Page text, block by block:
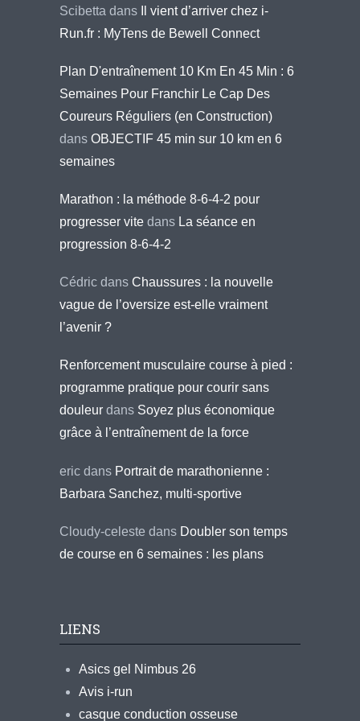
Scibetta dans
Il vient d’arriver chez i-
Run.fr : MyTens de Bewell Connect
Plan D'entraînement 10 Km En 45 Min : 6
Semaines Pour Franchir Le Cap Des
Coureurs Réguliers (en Construction)
dans OBJECTIF 45 min sur 10 km en 6
semaines
Marathon : la méthode 8-6-4-2 pour
progresser vite dans La séance en
progression 8-6-4-2
Cédric dans Chaussures : la nouvelle
vague de l’oversize est-elle vraiment
l’avenir ?
Renforcement musculaire course à pied :
programme pratique pour courir sans
douleur dans Soyez plus économique
grâce à l’entraînement de la force
eric dans Portrait de marathonienne :
Barbara Sanchez, multi-sportive
Cloudy-celeste dans Doubler son temps
de course en 6 semaines : les plans
LIENS
Asics gel Nimbus 26
Avis i-run
casque conduction osseuse